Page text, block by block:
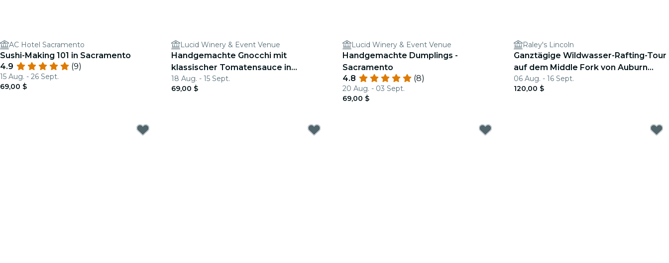
AC Hotel Sacramento
Sushi-Making 101 in Sacramento
4.9
(9)
15 Aug. - 26 Sept.
69,00 $
Lucid Winery & Event Venue
Handgemachte Gnocchi mit
klassischer Tomatensauce in
Sacramento
18 Aug. - 15 Sept.
69,00 $
Lucid Winery & Event Venue
Handgemachte Dumplings -
Sacramento
4.8
(8)
20 Aug. - 03 Sept.
69,00 $
Raley's Lincoln
Ganztägige Wildwasser-Rafting-Tour
auf dem Middle Fork von Auburn
(Klasse 3-4)
06 Aug. - 16 Sept.
120,00 $